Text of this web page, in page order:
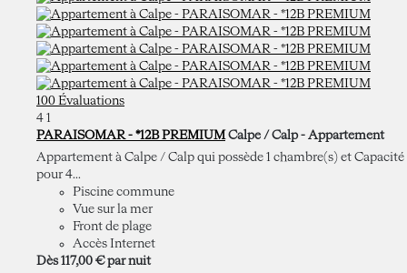
100 Évaluations
4 1
PARAISOMAR - *12B PREMIUM Calpe / Calp - Appartement
Appartement à Calpe / Calp qui possède 1 chambre(s) et Capacité
pour 4...
Piscine commune
Vue sur la mer
Front de plage
Accès Internet
Dès 117,00 € par nuit